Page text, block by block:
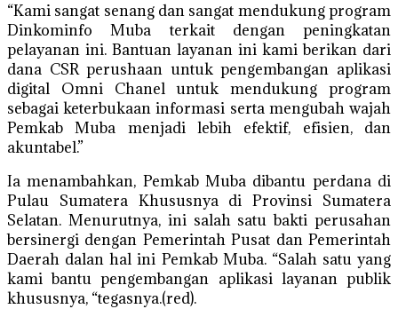
“Kami sangat senang dan sangat mendukung program
Dinkominfo Muba terkait dengan peningkatan
pelayanan ini. Bantuan layanan ini kami berikan dari
dana CSR perushaan untuk pengembangan aplikasi
digital Omni Chanel untuk mendukung program
sebagai keterbukaan informasi serta mengubah wajah
Pemkab Muba menjadi lebih efektif, efisien, dan
akuntabel.”
Ia menambahkan, Pemkab Muba dibantu perdana di
Pulau Sumatera Khususnya di Provinsi Sumatera
Selatan. Menurutnya, ini salah satu bakti perusahan
bersinergi dengan Pemerintah Pusat dan Pemerintah
Daerah dalan hal ini Pemkab Muba. “Salah satu yang
kami bantu pengembangan aplikasi layanan publik
khususnya, “tegasnya.(red).